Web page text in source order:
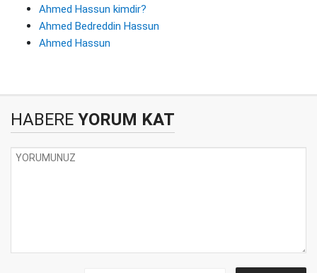
Ahmed Hassun kimdir?
Ahmed Bedreddin Hassun
Ahmed Hassun
HABERE YORUM KAT